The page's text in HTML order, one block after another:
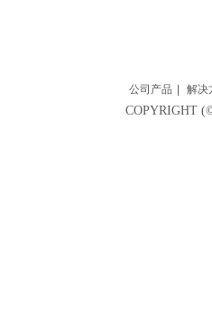
公司产品 解决
COPYRIGHT